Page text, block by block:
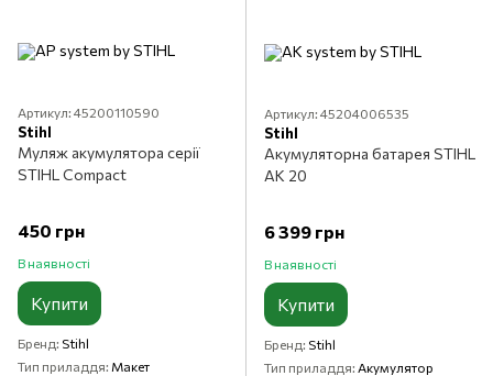
Артикул: 45200110590
Stihl
Муляж акумулятора серії
STIHL Compact
450 грн
В наявності
Купити
Бренд Stihl
Тип приладдя Макет
Артикул: 45204006535
Stihl
Акумуляторна батарея STIHL
АК 20
6 399 грн
В наявності
Купити
Бренд Stihl
Тип приладдя Акумулятор